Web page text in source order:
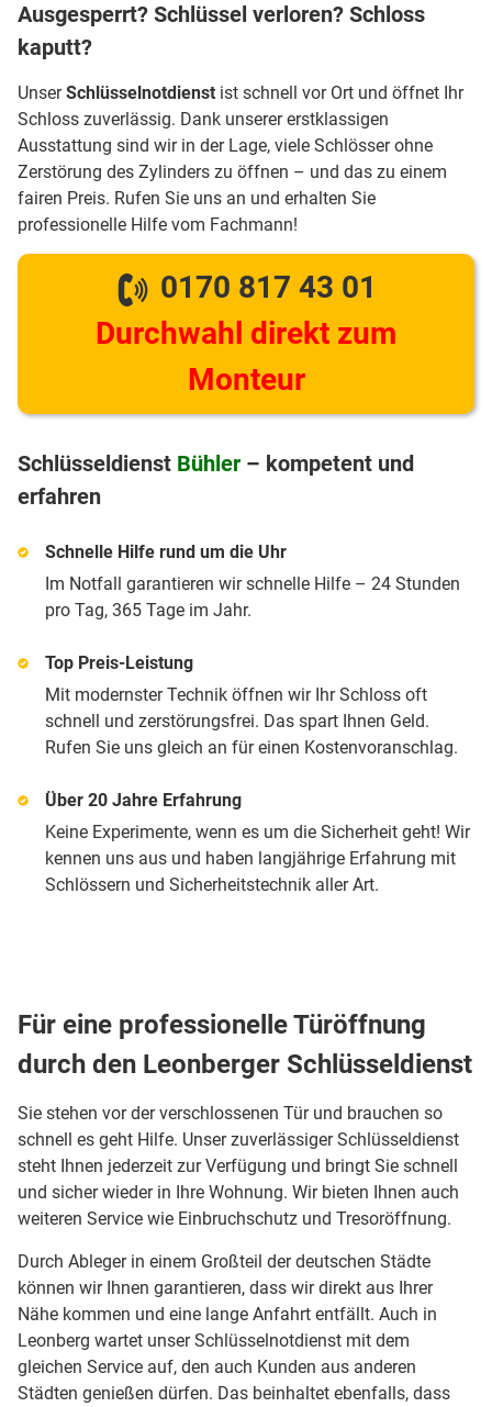
Ausgesperrt? Schlüssel verloren? Schloss
kaputt?
UnserSchlüsselnotdienst ist schnell vor Ort und öffnet Ihr
Schloss zuverlässig. Dank unserer erstklassigen
Ausstattung sind wir in der Lage, viele Schlösser ohne
Zerstörung des Zylinders zu öffnen – und das zu einem
fairen Preis. Rufen Sie uns an und erhalten Sie
professionelle Hilfe vom Fachmann!
0170 817 43 01
Durchwahl direkt zum
Monteur
Schlüsseldienst Bühler – kompetent und
erfahren
Schnelle Hilfe rund um die Uhr
Im Notfall garantieren wir schnelle Hilfe – 24 Stunden
pro Tag, 365 Tage im Jahr.
Top Preis-Leistung
Mit modernster Technik öffnen wir Ihr Schloss oft
schnell und zerstörungsfrei. Das spart Ihnen Geld.
Rufen Sie uns gleich an für einen Kostenvoranschlag.
Über 20 Jahre Erfahrung
Keine Experimente, wenn es um die Sicherheit geht! Wir
kennen uns aus und haben langjährige Erfahrung mit
Schlössern und Sicherheitstechnik aller Art.
Für eine professionelle Türöffnung
durch den Leonberger Schlüsseldienst
Sie stehen vor der verschlossenen Tür und brauchen so
schnell es geht Hilfe. Unser zuverlässiger Schlüsseldienst
steht Ihnen jederzeit zur Verfügung und bringt Sie schnell
und sicher wieder in Ihre Wohnung. Wir bieten Ihnen auch
weiteren Service wie Einbruchschutz und Tresoröffnung.
Durch Ableger in einem Großteil der deutschen Städte
können wir Ihnen garantieren, dass wir direkt aus Ihrer
Nähe kommen und eine lange Anfahrt entfällt. Auch in
Leonberg wartet unser Schlüsselnotdienst mit dem
gleichen Service auf, den auch Kunden aus anderen
Städten genießen dürfen. Das beinhaltet ebenfalls, dass